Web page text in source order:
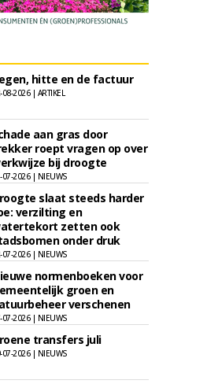
hitte en de factuur
08-2026 | ARTIKEL
aan gras door
roept vragen op over
bij droogte
07-2026 | NIEUWS
slaat steeds harder
verzilting en
zetten ook
onder druk
07-2026 | NIEUWS
normenboeken voor
groen en
verschenen
07-2026 | NIEUWS
transfers juli
07-2026 | NIEUWS